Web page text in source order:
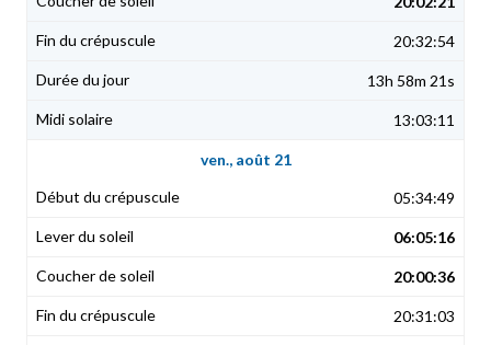
20:32:54
13h 58m 21s
13:03:11
ven., août 21
05:34:49
06:05:16
20:00:36
20:31:03